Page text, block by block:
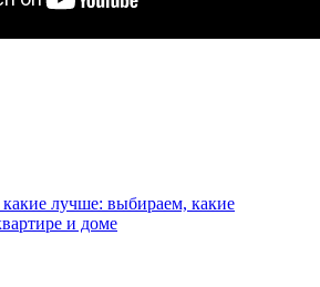
лучше: выбираем, какие
и доме